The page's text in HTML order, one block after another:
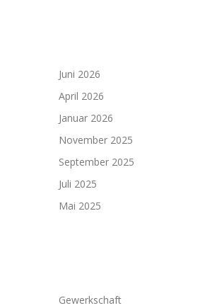
Juni 2026
April 2026
Januar 2026
November 2025
September 2025
Juli 2025
Mai 2025
Gewerkschaft